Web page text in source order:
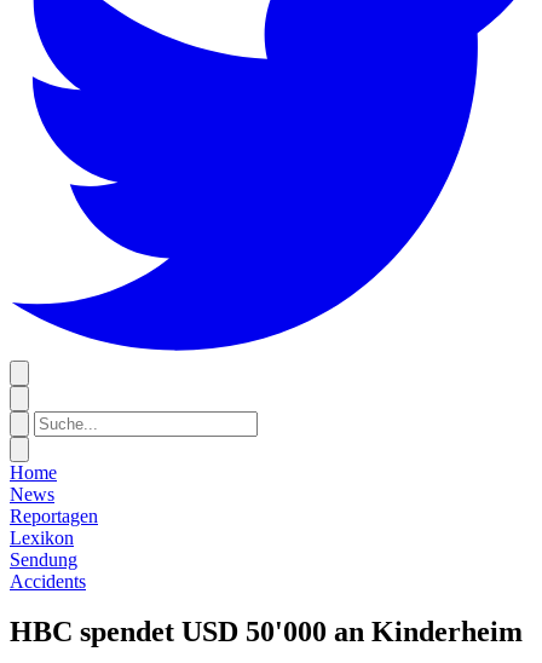
Home
News
Reportagen
Lexikon
Sendung
Accidents
HBC spendet USD 50'000 an Kinderheim